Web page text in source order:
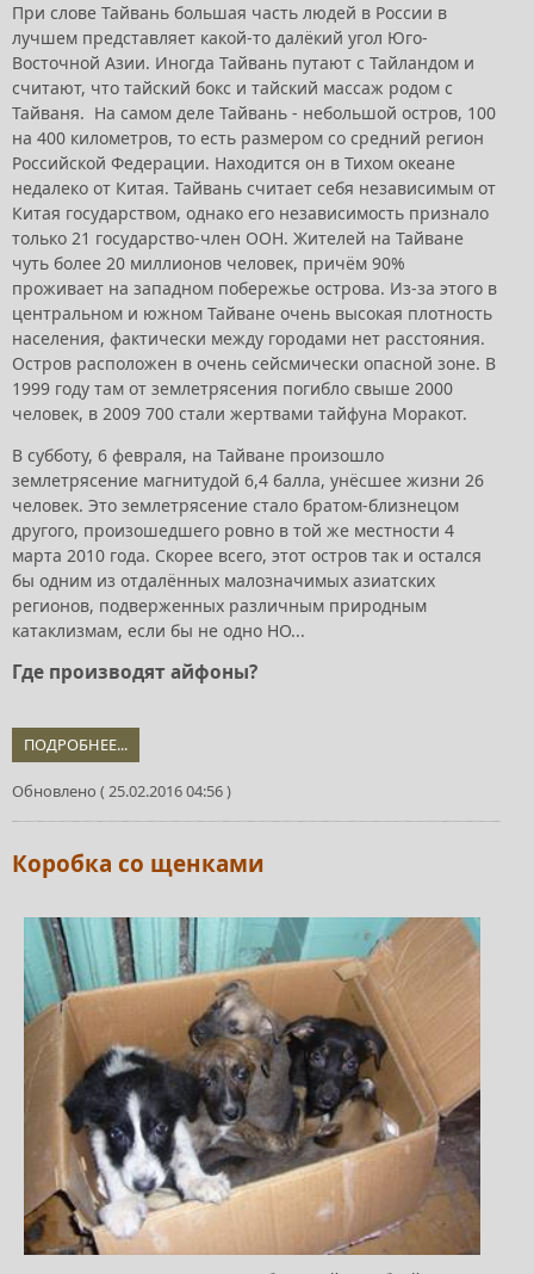
При слове Тайвань большая часть людей в России в
лучшем представляет какой-то далёкий угол Юго-
Восточной Азии. Иногда Тайвань путают с Тайландом и
считают, что тайский бокс и тайский массаж родом с
Тайваня. На самом деле Тайвань - небольшой остров, 100
на 400 километров, то есть размером со средний регион
Российской Федерации. Находится он в Тихом океане
недалеко от Китая. Тайвань считает себя независимым от
Китая государством, однако его независимость признало
только 21 государство-член ООН. Жителей на Тайване
чуть более 20 миллионов человек, причём 90%
проживает на западном побережье острова. Из-за этого в
центральном и южном Тайване очень высокая плотность
населения, фактически между городами нет расстояния.
Остров расположен в очень сейсмически опасной зоне. В
1999 году там от землетрясения погибло свыше 2000
человек, в 2009 700 стали жертвами тайфуна Моракот.
В субботу, 6 февраля, на Тайване произошло
землетрясение магнитудой 6,4 балла, унёсшее жизни 26
человек. Это землетрясение стало братом-близнецом
другого, произошедшего ровно в той же местности 4
марта 2010 года. Скорее всего, этот остров так и остался
бы одним из отдалённых малозначимых азиатских
регионов, подверженных различным природным
катаклизмам, если бы не одно НО...
Где производят айфоны?
ПОДРОБНЕЕ...
Обновлено ( 25.02.2016 04:56 )
Коробка со щенками